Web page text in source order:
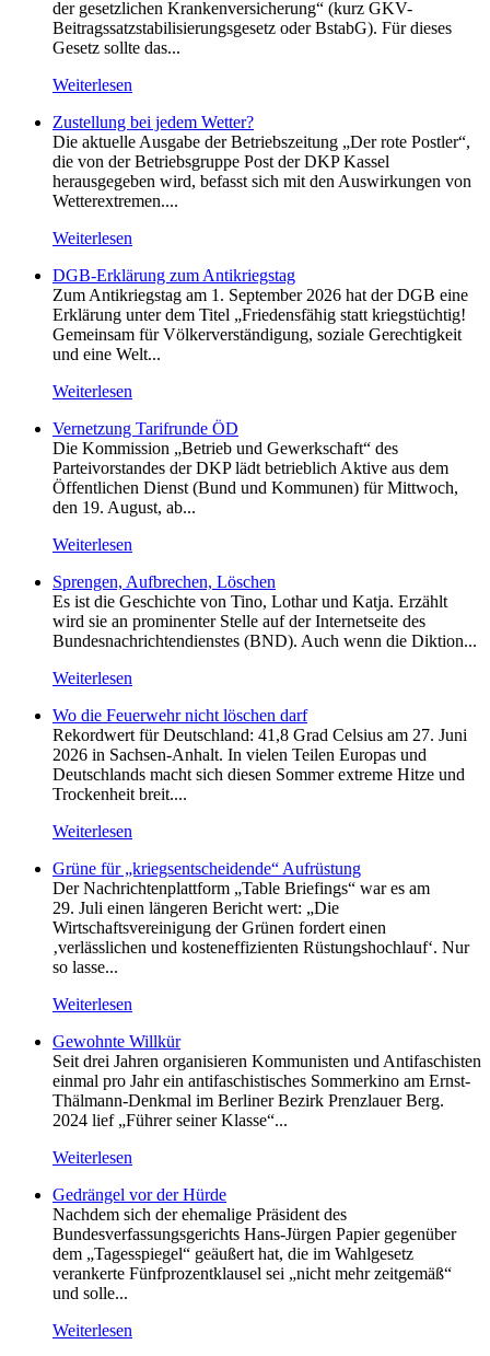
der gesetzlichen Krankenversicherung“ (kurz GKV-
Beitragssatzstabilisierungsgesetz oder BstabG). Für dieses
Gesetz sollte das...
Weiterlesen
Zustellung bei jedem Wetter?
Die aktuelle Ausgabe der Betriebszeitung „Der rote Postler“,
die von der Betriebsgruppe Post der DKP Kassel
herausgegeben wird, befasst sich mit den Auswirkungen von
Wetterextremen....
Weiterlesen
DGB-Erklärung zum Antikriegstag
Zum Antikriegstag am 1. September 2026 hat der DGB eine
Erklärung unter dem Titel „Friedensfähig statt kriegstüchtig!
Gemeinsam für Völkerverständigung, soziale Gerechtigkeit
und eine Welt...
Weiterlesen
Vernetzung Tarifrunde ÖD
Die Kommission „Betrieb und Gewerkschaft“ des
Parteivorstandes der DKP lädt betrieblich Aktive aus dem
Öffentlichen Dienst (Bund und Kommunen) für Mittwoch,
den 19. August, ab...
Weiterlesen
Sprengen, Aufbrechen, Löschen
Es ist die Geschichte von Tino, Lothar und Katja. Erzählt
wird sie an prominenter Stelle auf der Internetseite des
Bundesnachrichtendienstes (BND). Auch wenn die Diktion...
Weiterlesen
Wo die Feuerwehr nicht löschen darf
Rekordwert für Deutschland: 41,8 Grad Celsius am 27. Juni
2026 in Sachsen-Anhalt. In vielen Teilen Europas und
Deutschlands macht sich diesen Sommer extreme Hitze und
Trockenheit breit....
Weiterlesen
Grüne für „kriegsentscheidende“ Aufrüstung
Der Nachrichtenplattform „Table Briefings“ war es am
29. Juli einen längeren Bericht wert: „Die
Wirtschaftsvereinigung der Grünen fordert einen
‚verlässlichen und kosteneffizienten Rüstungshochlauf‘. Nur
so lasse...
Weiterlesen
Gewohnte Willkür
Seit drei Jahren organisieren Kommunisten und Antifaschisten
einmal pro Jahr ein antifaschistisches Sommerkino am Ernst-
Thälmann-Denkmal im Berliner Bezirk Prenzlauer Berg.
2024 lief „Führer seiner Klasse“...
Weiterlesen
Gedrängel vor der Hürde
Nachdem sich der ehemalige Präsident des
Bundesverfassungsgerichts Hans-Jürgen Papier gegenüber
dem „Tagesspiegel“ geäußert hat, die im Wahlgesetz
verankerte Fünfprozentklausel sei „nicht mehr zeitgemäß“
und solle...
Weiterlesen